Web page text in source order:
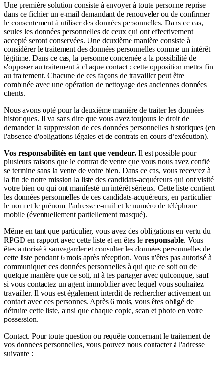
Une première solution consiste à envoyer à toute personne reprise
dans ce fichier un e-mail demandant de renouveler ou de confirmer
le consentement à utiliser des données personnelles. Dans ce cas,
seules les données personnelles de ceux qui ont effectivement
accepté seront conservées. Une deuxième manière consiste à
considérer le traitement des données personnelles comme un intérêt
légitime. Dans ce cas, la personne concernée a la possibilité de
s'opposer au traitement à chaque contact ; cette opposition mettra fin
au traitement. Chacune de ces façons de travailler peut être
combinée avec une opération de nettoyage des anciennes données
clients.
Nous avons opté pour la deuxième manière de traiter les données
historiques. Il va sans dire que vous avez toujours le droit de
demander la suppression de ces données personnelles historiques (en
l'absence d'obligations légales et de contrats en cours d’exécution).
Vos responsabilités en tant que vendeur. Il est possible pour
plusieurs raisons que le contrat de vente que vous nous avez confié
se termine sans la vente de votre bien. Dans ce cas, vous recevrez à
la fin de notre mission la liste des candidats-acquéreurs qui ont visité
votre bien ou qui ont manifesté un intérêt sérieux. Cette liste contient
les données personnelles de ces candidats-acquéreurs, en particulier
le nom et le prénom, l'adresse e-mail et le numéro de téléphone
mobile (éventuellement partiellement masqué).
Même en tant que particulier, vous avez des obligations en vertu du
RPGD en rapport avec cette liste et en êtes le responsable. Vous
êtes autorisé à sauvegarder et consulter les données personnelles de
cette liste pendant 6 mois après réception. Vous n'êtes pas autorisé à
communiquer ces données personnelles à qui que ce soit ou de
quelque manière que ce soit, ni à les partager avec quiconque, sauf
si vous contactez un agent immobilier avec lequel vous souhaitez
travailler. Il vous est également interdit de rechercher activement un
contact avec ces personnes. Après 6 mois, vous êtes obligé de
détruire cette liste, ainsi que chaque copie, scan et photo en votre
possession.
Contact. Pour toute question ou requête concernant le traitement de
vos données personnelles, vous pouvez nous contacter à l'adresse
suivante :